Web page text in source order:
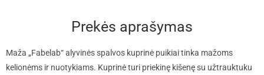
Prekės aprašymas
Maža „Fabelab“ alyvinės spalvos kuprinė puikiai tinka mažoms
kelionėms ir nuotykiams. Kuprinė turi priekinę kišenę su užtrauktuku